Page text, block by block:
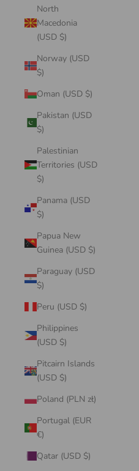
North
Macedonia
(USD $)
Norway (USD
$)
Oman (USD $)
Pakistan (USD
$)
Palestinian
Territories (USD
$)
Panama (USD
$)
Papua New
Guinea (USD $)
Paraguay (USD
$)
Peru (USD $)
Philippines
(USD $)
Pitcairn Islands
(USD $)
Poland (PLN zł)
Portugal (EUR
€)
Qatar (USD $)